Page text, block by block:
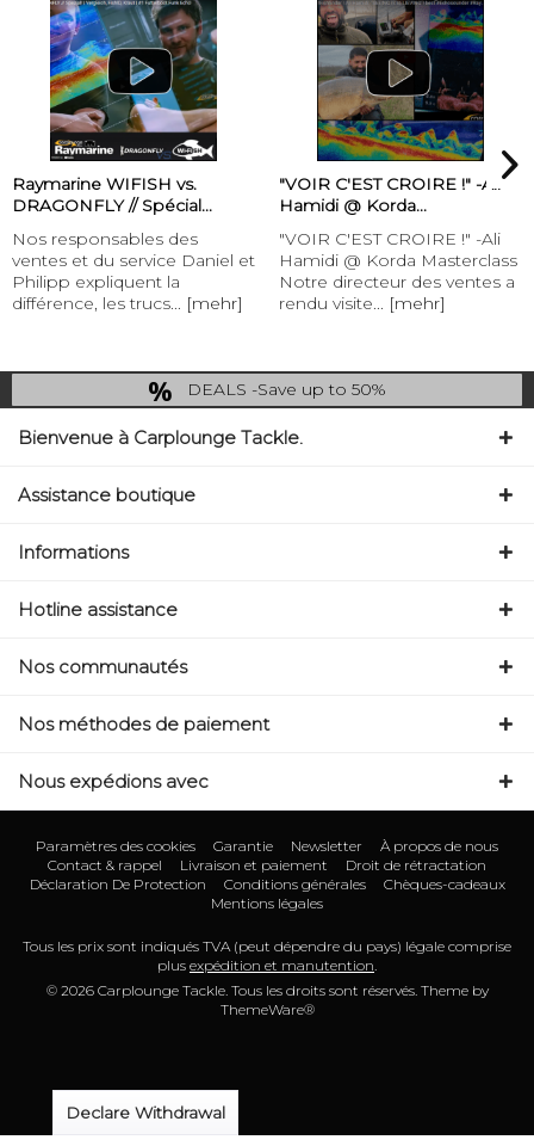
Raymarine WIFISH vs.
DRAGONFLY // Spécial...
Nos responsables des
ventes et du service Daniel et
Philipp expliquent la
différence, les trucs... [mehr]
"VOIR C'EST CROIRE !" -Ali
Hamidi @ Korda...
"VOIR C'EST CROIRE !" -Ali
Hamidi @ Korda Masterclass
Notre directeur des ventes a
rendu visite... [mehr]
DEALS -Save up to 50%
Bienvenue à Carplounge Tackle.
Assistance boutique
Informations
Hotline assistance
Nos communautés
Nos méthodes de paiement
Nous expédions avec
Paramètres des cookies Garantie Newsletter
À propos de nous
Contact & rappel
Livraison et paiement
Droit de rétractation
Déclaration De Protection
Conditions générales
Chèques-cadeaux
Mentions légales
Tous les prix sont indiqués TVA (peut dépendre du pays) légale comprise
plus expédition et manutention
© 2026 Carplounge Tackle. Tous les droits sont réservés. Theme by
ThemeWare®
Declare Withdrawal